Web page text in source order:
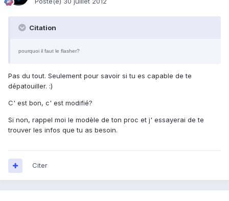
Citation
pourquoi il faut le flasher?
Pas du tout. Seulement pour savoir si tu es capable de te
dépatouiller. :)
C' est bon, c' est modifié?
Si non, rappel moi le modèle de ton proc et j' essayerai de te
trouver les infos que tu as besoin.
Citer